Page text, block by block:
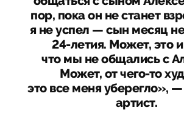
пор, пока он не станет
я не успел — сын месяц
24-летия. Может, это и
что мы не общались с
Может, от чего-то
это все меня уберегло»,
артист.